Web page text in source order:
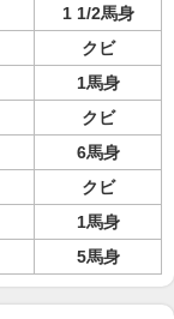
1 1/2馬身
クビ
1馬身
クビ
6馬身
クビ
1馬身
5馬身